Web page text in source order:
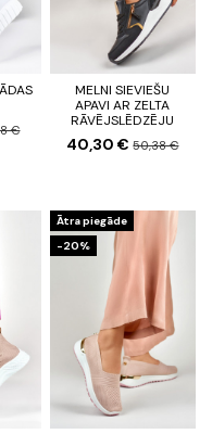
€
MELNI SIEVIEŠU
APAVI AR ZELTA
RĀVĒJSLĒDZĒJU
40,30 €50,38 €
Ātra piegāde
-20%